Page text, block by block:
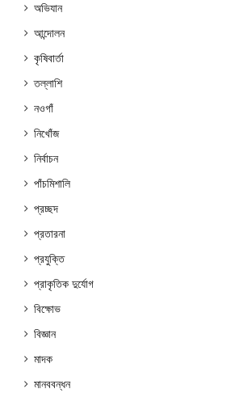
অভিযান
আন্দোলন
কৃষিবার্তা
তল্লাশি
নওগাঁ
নিখোঁজ
নির্বাচন
পাঁচমিশালি
প্রচ্ছদ
প্রতারনা
প্রযুক্তি
প্রাকৃতিক দুর্যোগ
বিক্ষোভ
বিজ্ঞান
মাদক
মানববন্ধন